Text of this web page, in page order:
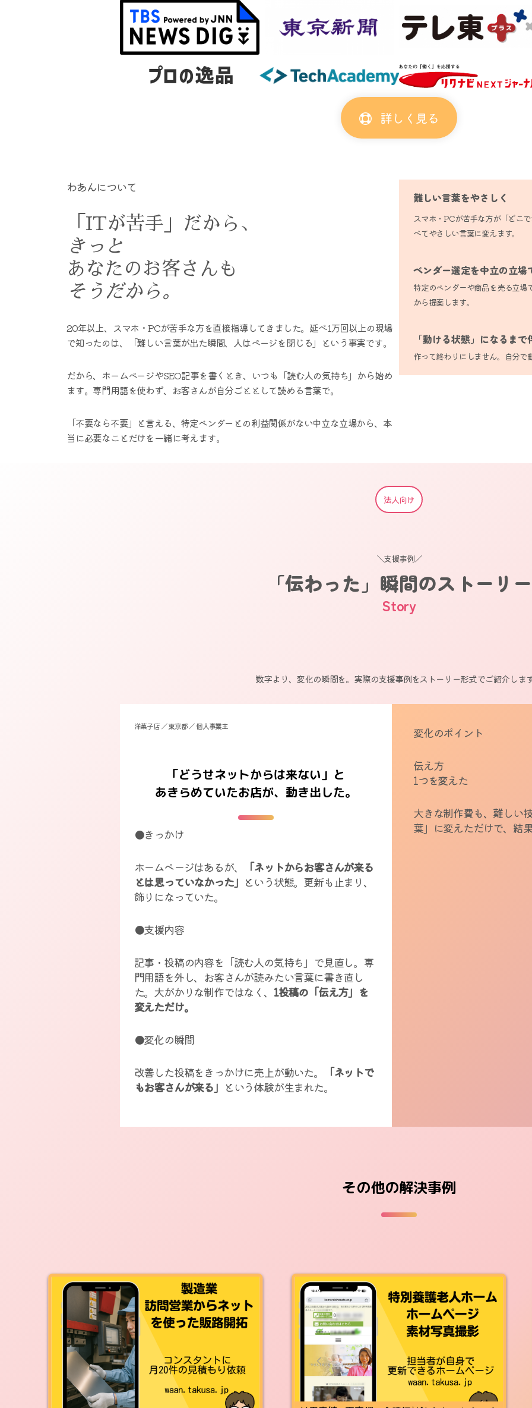
詳しく見る
わあんについて
「ITが苦手」だから、
きっと
あなたのお客さんも
そうだから。
20年以上、スマホ・PCが苦手な方を直接指導してきました。延べ1万回以上の現場
で知ったのは、「難しい言葉が出た瞬間、人はページを閉じる」という事実です。
だから、ホームページやSEO記事を書くとき、いつも「読む人の気持ち」から始め
ます。専門用語を使わず、お客さんが自分ごととして読める言葉で。
「不要なら不要」と言える、特定ベンダーとの利益関係がない中立な立場から、本
当に必要なことだけを一緒に考えます。
難しい言葉をやさしく
スマホ・PCが苦手な方が「どこ
べてやさしい言葉に変えます。
ベンダー選定を中立の立場
特定のベンダーや商品を売る立場
から提案します。
「動ける状態」になるま
作って終わりにしません。自分
法人向け
＼支援事例／
「伝わった」瞬間のストーリー
Story
数字より、変化の瞬間を。実際の支援事例をストーリー形式でご紹介しま
洋菓子店 ／ 東京都 ／ 個人事業主
「どうせネットからは来ない」と
あきらめていたお店が、動き出した。
●きっかけ
ホームページはあるが、
「ネットからお客さんが来る
とは思っていなかった」 という状態。更新も止まり、
飾りになっていた。
●支援内容
記事・投稿の内容を「読む人の気持ち」で見直し。専
門用語を外し、お客さんが読みたい言葉に書き直し
た。大がかりな制作ではなく、 1投稿の「伝え方」を
変えただけ。
●変化の瞬間
改善した投稿をきっかけに売上が動いた。
「ネットで
もお客さんが来る」 という体験が生まれた。
変化のポイント
伝え方
1つを変えた
大きな制作費も、難しい
葉」に変えただけで、結
その他の解決事例